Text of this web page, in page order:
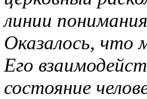
линии
Оказалось, что
Его
состояние